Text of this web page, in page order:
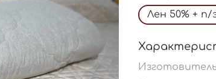
Лен 50% + п/